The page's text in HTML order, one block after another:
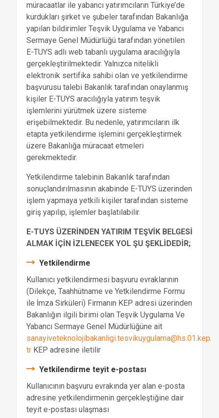
müracaatlar ile yabancı yatırımcıların Türkiye’de
kurdukları şirket ve şubeler tarafından Bakanlığa
yapılan bildirimler Teşvik Uygulama ve Yabancı
Sermaye Genel Müdürlüğü tarafından yönetilen
E-TUYS adlı web tabanlı uygulama aracılığıyla
gerçekleştirilmektedir. Yalnızca nitelikli
elektronik sertifika sahibi olan ve yetkilendirme
başvurusu talebi Bakanlık tarafından onaylanmış
kişiler E-TUYS aracılığıyla yatırım teşvik
işlemlerini yürütmek üzere sisteme
erişebilmektedir. Bu nedenle, yatırımcıların ilk
etapta yetkilendirme işlemini gerçekleştirmek
üzere Bakanlığa müracaat etmeleri
gerekmektedir.
Yetkilendirme talebinin Bakanlık tarafından
sonuçlandırılmasının akabinde E-TUYS üzerinden
işlem yapmaya yetkili kişiler tarafından sisteme
giriş yapılıp, işlemler başlatılabilir.
E-TUYS ÜZERİNDEN YATIRIM TEŞVİK BELGESİ
ALMAK İÇİN İZLENECEK YOL ŞU ŞEKLİDEDİR;
Yetkilendirme
Kullanıcı yetkilendirmesi başvuru evraklarının
(Dilekçe, Taahhütname ve Yetkilendirme Formu
ile İmza Sirküleri) Firmanın KEP adresi üzerinden
Bakanlığın ilgili birimi olan Teşvik Uygulama Ve
Yabancı Sermaye Genel Müdürlüğüne ait
sanayiveteknolojibakanligi.tesvikuygulama@hs.01.kep.
trKEP adresine iletilir
Yetkilendirme teyit e-postası
Kullanıcının başvuru evrakında yer alan e-posta
adresine yetkilendirmenin gerçekleştiğine dair
teyit e-postası ulaşması